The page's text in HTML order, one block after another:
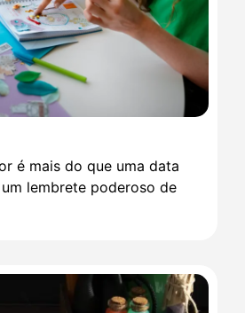
é mais do que uma data
lembrete poderoso de